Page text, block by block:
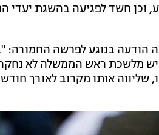
וכן חשד לפגיעה בהשגת יעדי
בנוגע לפרשה החמורה:
מלשכת ראש הממשלה לא
שליווה אותו מקרוב לאורך